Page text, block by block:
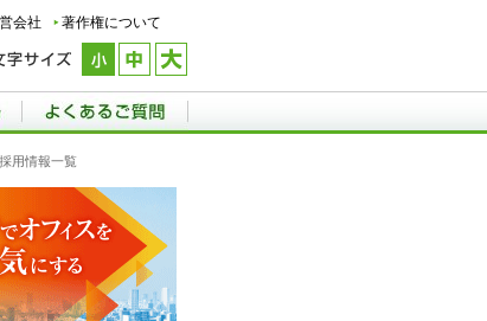
会社
著作権について
用情報一覧